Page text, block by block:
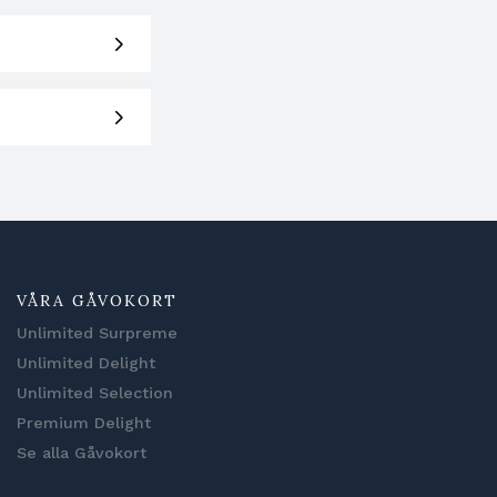
VÅRA GÅVOKORT
Unlimited Surpreme
Unlimited Delight
Unlimited Selection
Premium Delight
Se alla Gåvokort